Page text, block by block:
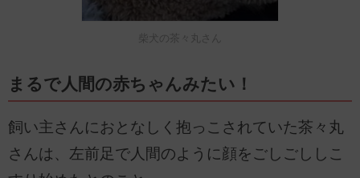
柴犬の茶々丸さん
まるで人間の赤ちゃんみたい！
飼い主さんにおとなしく抱っこされていた茶々丸
さんは、左前足で人間のように顔をごしごししこ